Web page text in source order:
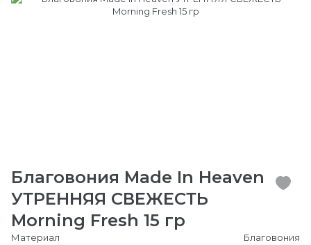
Благовония Made In Heaven
УТРЕННЯЯ СВЕЖЕСТЬ
Morning Fresh 15 гр
Материал
Благовония